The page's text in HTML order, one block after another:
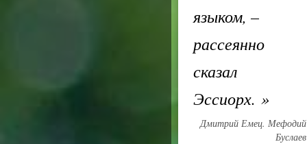
языком, –
рассеянно
сказал
Эссиорх. »
Дмитрий Емец. Мефодий
Буслаев